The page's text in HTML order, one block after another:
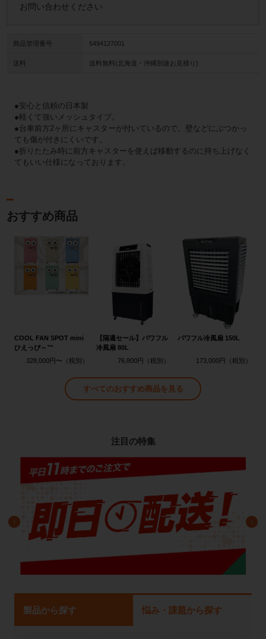
お問い合わせください
商品管理番号 5494127001
送料 送料無料(北海道・沖縄別途お見積り)
●安心と信頼の日本製
●軽くて強いメッシュタイプ。
●台車前方2ヶ所にキャスターが付いているので、壁などにぶつかっ
ても傷が付きにくいです。
●折りたたみ時に前方キャスターを使えば移動するのに持ち上げなく
てもいい仕様になっております。
おすすめ商品
COOL FAN SPOT mini
ひえっぴ～™
328,000円〜
【隔週セール】パワフル
冷風扇 80L
76,800円
パワフル冷風扇 150L
173,000円
すべてのおすすめ商品を見る
注目の特集
製品から探す 悩み・課題から探す